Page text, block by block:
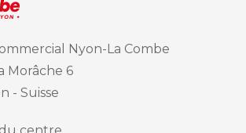
Nyon-La Combe
Morâche 6
- Suisse